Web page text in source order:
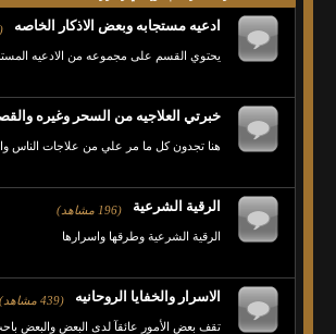
ادعيه مستجابه وبعض الاذكار الخاصه
(65 مشاهد)
يحتوي القسم على مجموعه من الادعيه
خبرتي العلاجيه من السحر وغيره
هنا تجدون كل ما مر علي من علاجات الناس
الرقية الشرعية
(196 مشاهد)
الرقية الشرعية وطرقها واسرارها
الاسرار والخفايا الروحانيه
(439 مشاهد)
تقف بعض الأمور عائقآ لدى البعض والبعض